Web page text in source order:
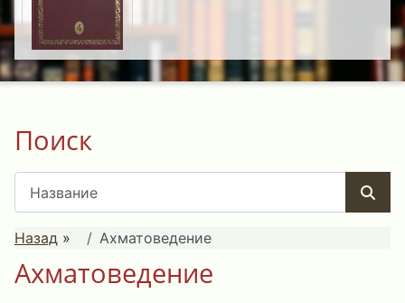
Поиск
Назад » Ахматоведение
Ахматоведение